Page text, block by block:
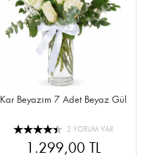
Kar Beyazım 7 Adet Beyaz Gül
2 YORUM VAR
1.299,00 TL